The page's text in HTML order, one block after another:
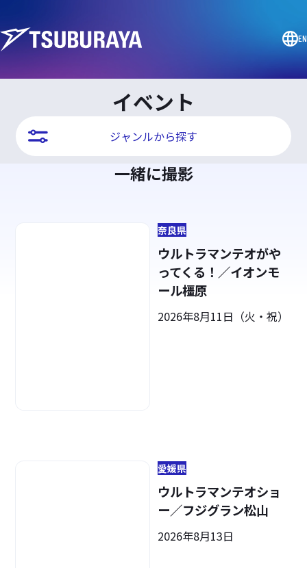
EN
イベント
ジャンルから探す
一緒に撮影
奈良県
ウルトラマンテオがや
ってくる！／イオンモ
ール橿原
2026年8月11日（火・祝）
愛媛県
ウルトラマンテオショ
ー／フジグラン松山
2026年8月13日